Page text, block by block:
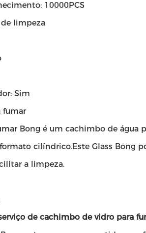
10000PCS
de limpeza
Sim
fumar
Bong é um cachimbo de água
cilíndrico.Este Glass Bong
a limpeza.
de cachimbo de vidro para